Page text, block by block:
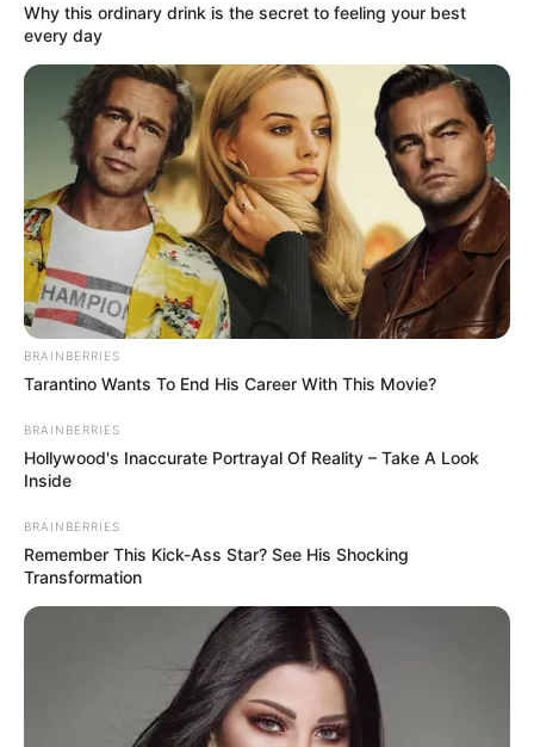
Ende der Veranstaltung *:
Eintrittspreis:
URL bzw. Link:
E-Mail (wird nicht angezeigt)*:
Typ der Veranstaltung wählen:
Veranstaltungsserie wählen:
Eingabe prüfen:
Why this ordinary drink is the secret to feeling your best
every day
BRAINBERRIES
Tarantino Wants To End His Career With This Movie?
BRAINBERRIES
Hollywood's Inaccurate Portrayal Of Reality – Take A Look
Inside
BRAINBERRIES
Remember This Kick-Ass Star? See His Shocking
Transformation